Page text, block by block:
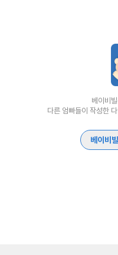
베이비
다른 엄빠들이 작성한
베이비